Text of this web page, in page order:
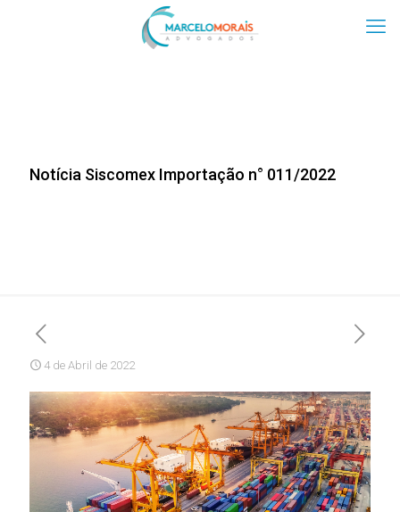
Notícia Siscomex Importação n° 011/2022
4 de Abril de 2022